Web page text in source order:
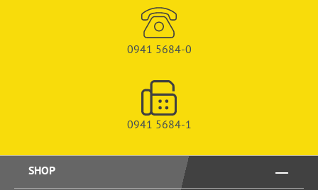
0941 5684-0
0941 5684-1
SHOP